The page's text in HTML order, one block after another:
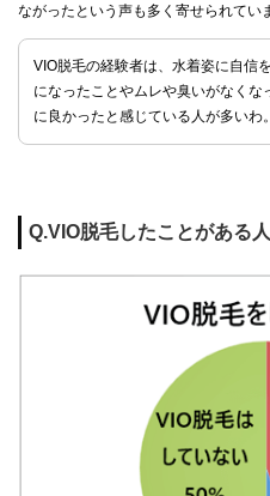
ながったという声も多く寄せられてい
VIO脱毛の経験者は、水着姿に自信
になったことやムレや臭いがなくな
に良かったと感じている人が多いわ。
Q.VIO脱毛したことがある